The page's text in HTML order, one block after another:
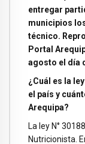
entregar
municipios
técnico.
Portal
agosto el día
¿Cuál es la
el país y
Arequipa?
La ley N°
Nutricionista.